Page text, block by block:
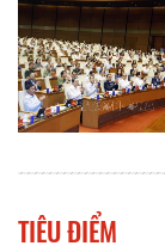
TIÊU ĐIỂM